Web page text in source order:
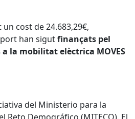
cost de 24.683,29€,
han sigutfinançats pel
la mobilitat elèctrica MOVES
del Ministerio para la